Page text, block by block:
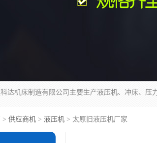
> 供应商机 > 液压机 > 太原旧液压机厂家